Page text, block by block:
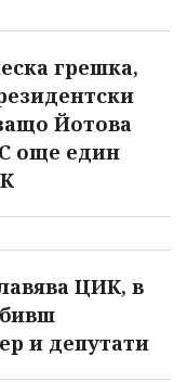
грешка,
Йотова
още един
ЦИК, в
и депутати